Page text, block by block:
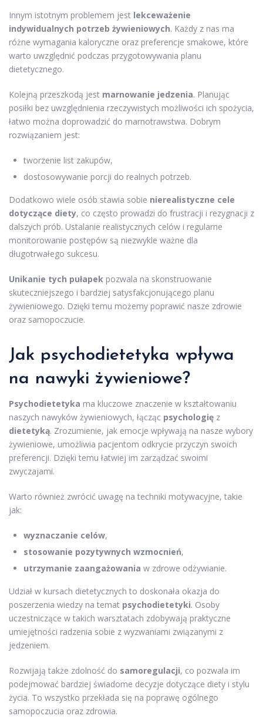
Innym istotnym problemem jest lekceważenie
indywidualnych potrzeb żywieniowych. Każdy z nas ma
różne wymagania kaloryczne oraz preferencje smakowe, które
warto uwzględnić podczas przygotowywania planu
dietetycznego.
Kolejną przeszkodą jest marnowanie jedzenia. Planując
posiłki bez uwzględnienia rzeczywistych możliwości ich spożycia,
łatwo można doprowadzić do marnotrawstwa. Dobrym
rozwiązaniem jest:
tworzenie list zakupów,
dostosowywanie porcji do realnych potrzeb.
Dodatkowo wiele osób stawia sobie nierealistyczne cele
dotyczące diety, co często prowadzi do frustracji i rezygnacji z
dalszych prób. Ustalanie realistycznych celów i regularne
monitorowanie postępów są niezwykle ważne dla
długotrwałego sukcesu.
Unikanie tych pułapek pozwala na skonstruowanie
skuteczniejszego i bardziej satysfakcjonującego planu
żywieniowego. Dzięki temu możemy poprawić nasze zdrowie
oraz samopoczucie.
Jak psychodietetyka wpływa
na nawyki żywieniowe?
Psychodietetyka ma kluczowe znaczenie w kształtowaniu
naszych nawyków żywieniowych, łącząc psychologię z
dietetyką. Zrozumienie, jak emocje wpływają na nasze wybory
żywieniowe, umożliwia pacjentom odkrycie przyczyn swoich
preferencji. Dzięki temu łatwiej im zarządzać swoimi
zwyczajami.
Warto również zwrócić uwagę na techniki motywacyjne, takie
jak:
wyznaczanie celów,
stosowanie pozytywnych wzmocnień,
utrzymanie zaangażowania w zdrowe odżywianie.
Udział w kursach dietetycznych to doskonała okazja do
poszerzenia wiedzy na temat psychodietetyki. Osoby
uczestniczące w takich warsztatach zdobywają praktyczne
umiejętności radzenia sobie z wyzwaniami związanymi z
jedzeniem.
Rozwijają także zdolność do samoregulacji, co pozwala im
podejmować bardziej świadome decyzje dotyczące diety i stylu
życia. To wszystko przekłada się na poprawę ogólnego
samopoczucia oraz zdrowia.